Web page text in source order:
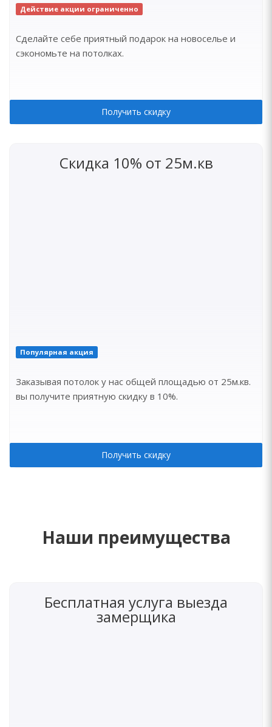
Действие акции ограниченно
Сделайте себе приятный подарок на новоселье и
сэкономьте на потолках.
Получить скидку
Скидка 10% от 25м.кв
Популярная акция
Заказывая потолок у нас общей площадью от 25м.кв.
вы получите приятную скидку в 10%.
Получить скидку
Наши преимущества
Бесплатная услуга выезда
замерщика